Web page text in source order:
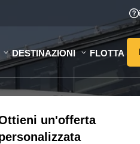
DESTINAZIONI FLOTTA
un'offerta